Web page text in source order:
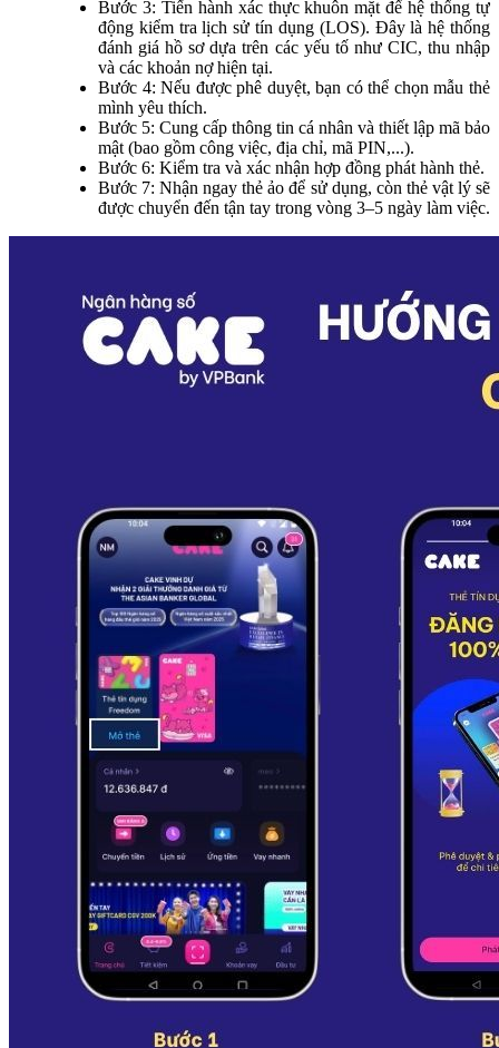
Bước 3: Tiến hành xác thực khuôn mặt để hệ thống tự
động kiểm tra lịch sử tín dụng (LOS). Đây là hệ thống
đánh giá hồ sơ dựa trên các yếu tố như CIC, thu nhập
và các khoản nợ hiện tại.
Bước 4: Nếu được phê duyệt, bạn có thể chọn mẫu thẻ
mình yêu thích.
Bước 5: Cung cấp thông tin cá nhân và thiết lập mã bảo
mật (bao gồm công việc, địa chỉ, mã PIN,...).
Bước 6: Kiểm tra và xác nhận hợp đồng phát hành thẻ.
Bước 7: Nhận ngay thẻ ảo để sử dụng, còn thẻ vật lý sẽ
được chuyển đến tận tay trong vòng 3–5 ngày làm việc.